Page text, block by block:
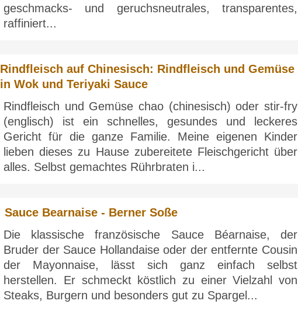
geschmacks- und geruchsneutrales, transparentes,
raffiniert...
Rindfleisch auf Chinesisch: Rindfleisch und Gemüse
in Wok und Teriyaki Sauce
Rindfleisch und Gemüse chao (chinesisch) oder stir-fry
(englisch) ist ein schnelles, gesundes und leckeres
Gericht für die ganze Familie. Meine eigenen Kinder
lieben dieses zu Hause zubereitete Fleischgericht über
alles. Selbst gemachtes Rührbraten i...
Sauce Bearnaise - Berner Soße
Die klassische französische Sauce Béarnaise, der
Bruder der Sauce Hollandaise oder der entfernte Cousin
der Mayonnaise, lässt sich ganz einfach selbst
herstellen. Er schmeckt köstlich zu einer Vielzahl von
Steaks, Burgern und besonders gut zu Spargel...